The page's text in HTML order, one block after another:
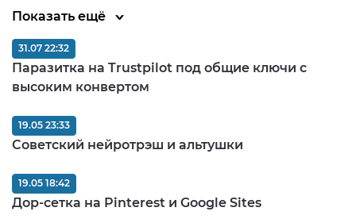
Показать ещё
Паразитка на Trustpilot под общие ключи с
высоким конвертом
31.07 22:32
Советский нейротрэш и альтушки
19.05 23:33
Дор-сетка на Pinterest и Google Sites
19.05 18:42